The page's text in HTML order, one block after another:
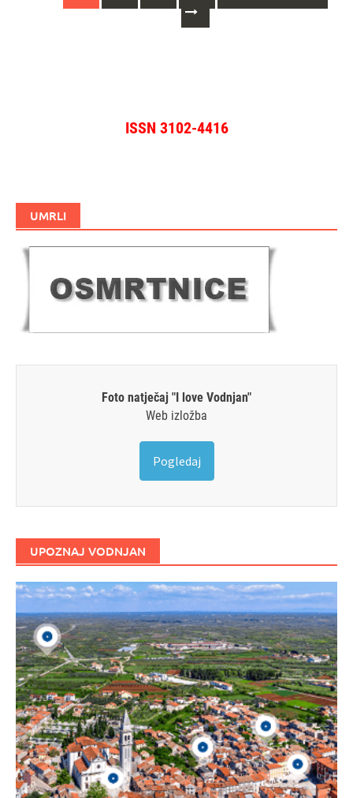
ISSN 3102-4416
UMRLI
Foto natječaj "I love Vodnjan"
Web izložba
Pogledaj
UPOZNAJ VODNJAN